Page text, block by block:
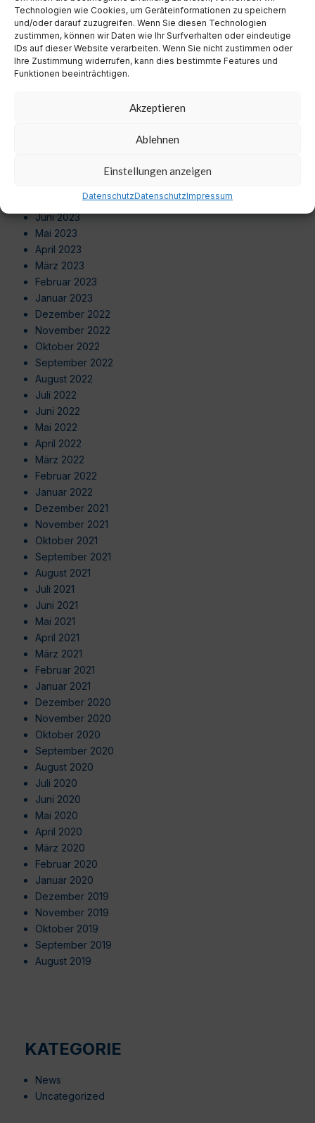
Technologien wie Cookies, um Geräteinformationen zu speichern
und/oder darauf zuzugreifen. Wenn Sie diesen Technologien
zustimmen, können wir Daten wie Ihr Surfverhalten oder eindeutige
IDs auf dieser Website verarbeiten. Wenn Sie nicht zustimmen oder
Ihre Zustimmung widerrufen, kann dies bestimmte Features und
Funktionen beeinträchtigen.
Akzeptieren
Ablehnen
Einstellungen anzeigen
DatenschutzDatenschutzImpressum
Juli 2024
Juni 2024
Mai 2024
April 2024
März 2024
September 2023
Juni 2023
Mai 2023
April 2023
März 2023
Februar 2023
Januar 2023
Dezember 2022
November 2022
Oktober 2022
September 2022
August 2022
Juli 2022
Juni 2022
Mai 2022
April 2022
März 2022
Februar 2022
Januar 2022
Dezember 2021
November 2021
Oktober 2021
September 2021
August 2021
Juli 2021
Juni 2021
Mai 2021
April 2021
März 2021
Februar 2021
Januar 2021
Dezember 2020
November 2020
Oktober 2020
September 2020
August 2020
Juli 2020
Juni 2020
Mai 2020
April 2020
März 2020
Februar 2020
Januar 2020
Dezember 2019
November 2019
Oktober 2019
September 2019
August 2019
KATEGORIE
News
Uncategorized